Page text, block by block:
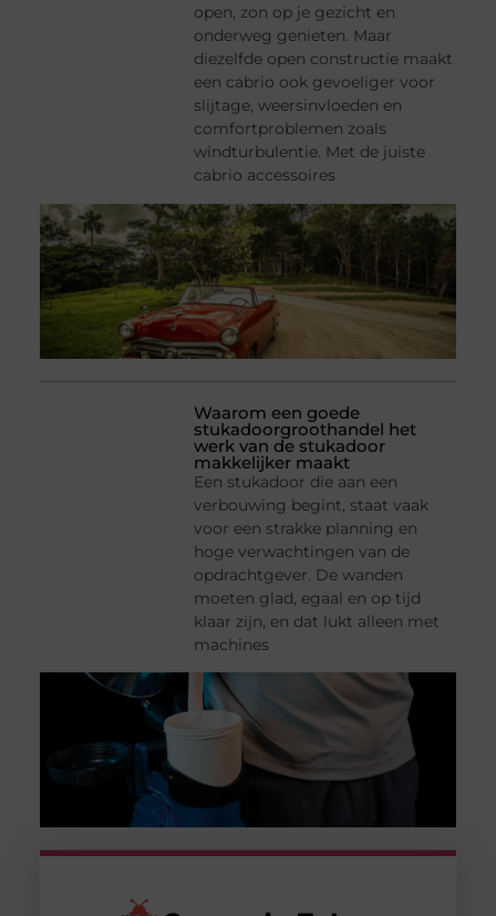
open, zon op je gezicht en
onderweg genieten. Maar
diezelfde open constructie maakt
een cabrio ook gevoeliger voor
slijtage, weersinvloeden en
comfortproblemen zoals
windturbulentie. Met de juiste
cabrio accessoires
Waarom een goede
stukadoorgroothandel het
werk van de stukadoor
makkelijker maakt
Een stukadoor die aan een
verbouwing begint, staat vaak
voor een strakke planning en
hoge verwachtingen van de
opdrachtgever. De wanden
moeten glad, egaal en op tijd
klaar zijn, en dat lukt alleen met
machines